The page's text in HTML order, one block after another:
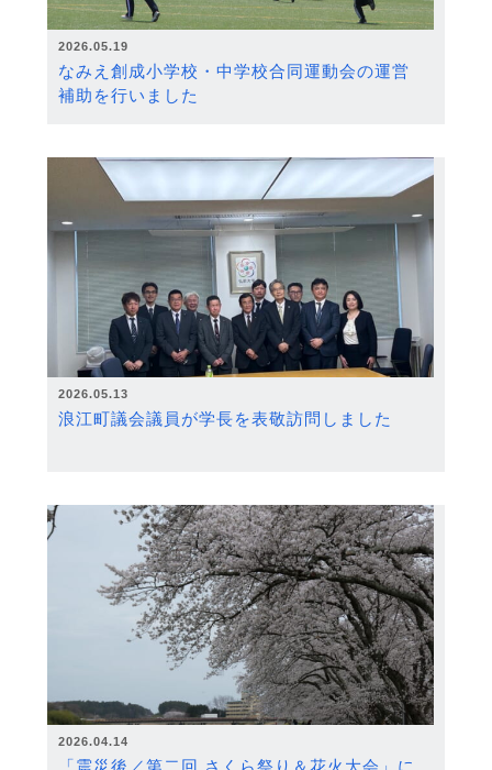
2026.05.19
なみえ創成小学校・中学校合同運動会の運営
補助を行いました
2026.05.13
浪江町議会議員が学長を表敬訪問しました
2026.04.14
「震災後／第二回 さくら祭り＆花火大会」に